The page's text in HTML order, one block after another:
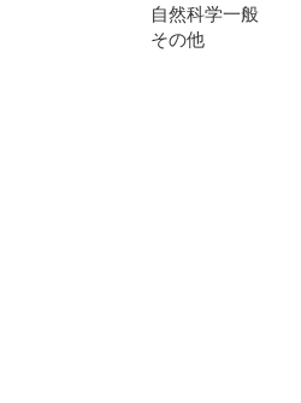
自然科学一般
その他